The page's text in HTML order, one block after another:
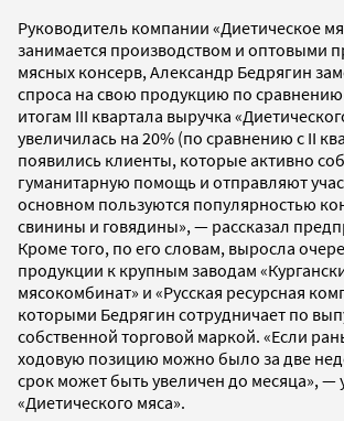
Руководитель компании «Диетическое
занимается производством и оптовыми
мясных консерв, Александр Бедрягин
спроса на свою продукцию по
итогам III квартала выручка
увеличилась на 20% (по сравнению с II
появились клиенты, которые активно
гуманитарную помощь и отправляют
основном пользуются популярностью
свинины и говядины», — рассказал
Кроме того, по его словам, выросла
продукции к крупным заводам
мясокомбинат» и «Русская ресурсная
которыми Бедрягин сотрудничает по
собственной торговой маркой. «Если
ходовую позицию можно было за две
срок может быть увеличен до месяца», —
«Диетического мяса».